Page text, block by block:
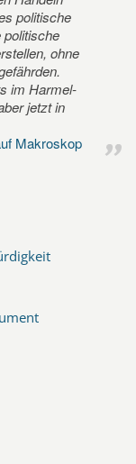
politische
politische
ohne
im Harmel-
jetzt in
Makroskop